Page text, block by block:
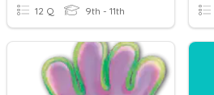
12 Q 9th - 11th